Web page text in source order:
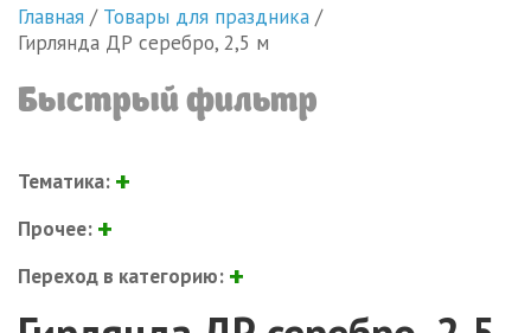
Главная / Товары для праздника /
Гирлянда ДР серебро, 2,5 м
Быстрый фильтр
Тематика:
Прочее:
Переход в категорию: